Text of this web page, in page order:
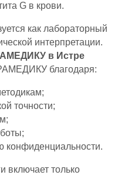
G в крови.
как лабораторный
интерпретации.
в Истре
благодаря:
точности;
конфиденциальности.
включает только